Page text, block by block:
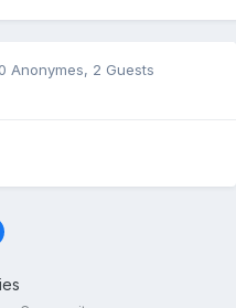
Anonymes, 2 Guests